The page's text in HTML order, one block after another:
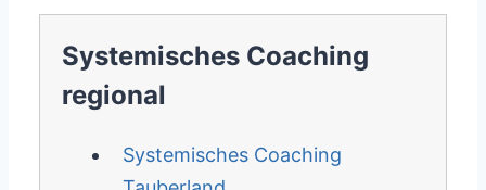
Systemisches Coaching
regional
Systemisches Coaching